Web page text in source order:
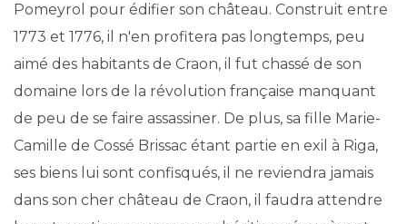
Pomeyrol pour édifier son château. Construit entre
1773 et 1776, il n'en profitera pas longtemps, peu
aimé des habitants de Craon, il fut chassé de son
domaine lors de la révolution française manquant
de peu de se faire assassiner. De plus, sa fille Marie-
Camille de Cossé Brissac étant partie en exil à Riga,
ses biens lui sont confisqués, il ne reviendra jamais
dans son cher château de Craon, il faudra attendre